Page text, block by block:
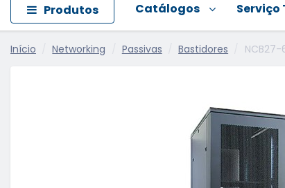
Produtos Catálogos Serviço
Início Networking Passivas Bastidores NCB27-